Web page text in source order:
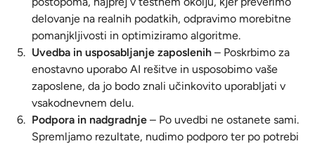
delovanje na realnih podatkih, odpravimo morebitne
pomanjkljivosti in optimiziramo algoritme.
Uvedba in usposabljanje zaposlenih – Poskrbimo za
enostavno uporabo AI rešitve in usposobimo vaše
zaposlene, da jo bodo znali učinkovito uporabljati v
vsakodnevnem delu.
Podpora in nadgradnje – Po uvedbi ne ostanete sami.
Spremljamo rezultate, nudimo podporo ter po potrebi